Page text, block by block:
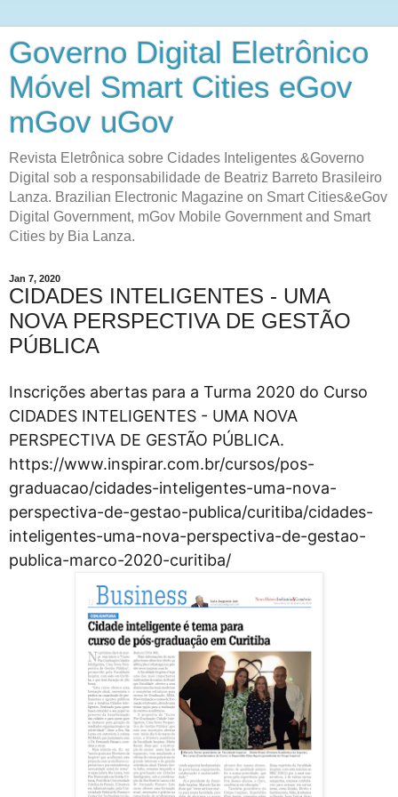
Governo Digital Eletrônico
Móvel Smart Cities eGov
mGov uGov
Revista Eletrônica sobre Cidades Inteligentes &Governo
Digital sob a responsabilidade de Beatriz Barreto Brasileiro
Lanza. Brazilian Electronic Magazine on Smart Cities&eGov
Digital Government, mGov Mobile Government and Smart
Cities by Bia Lanza.
Jan 7, 2020
CIDADES INTELIGENTES - UMA
NOVA PERSPECTIVA DE GESTÃO
PÚBLICA
Inscrições abertas para a Turma 2020 do Curso
CIDADES INTELIGENTES - UMA NOVA
PERSPECTIVA DE GESTÃO PÚBLICA.
https://www.inspirar.com.br/cursos/pos-
graduacao/cidades-inteligentes-uma-nova-
perspectiva-de-gestao-publica/curitiba/cidades-
inteligentes-uma-nova-perspectiva-de-gestao-
publica-marco-2020-curitiba/